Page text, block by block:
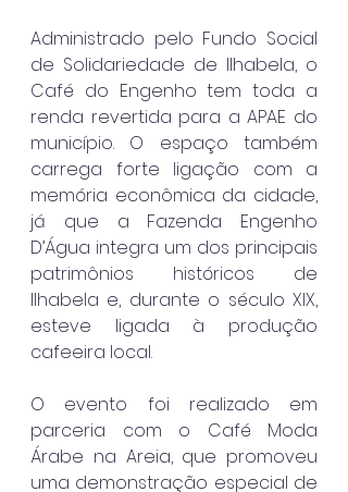
Administrado pelo Fundo Social
de Solidariedade de Ilhabela, o
Café do Engenho tem toda a
renda revertida para a APAE do
município. O espaço também
carrega forte ligação com a
memória econômica da cidade,
já que a Fazenda Engenho
D’Água integra um dos principais
patrimônios históricos de
Ilhabela e, durante o século XIX,
esteve ligada à produção
cafeeira local.
O evento foi realizado em
parceria com o Café Moda
Árabe na Areia, que promoveu
uma demonstração especial de